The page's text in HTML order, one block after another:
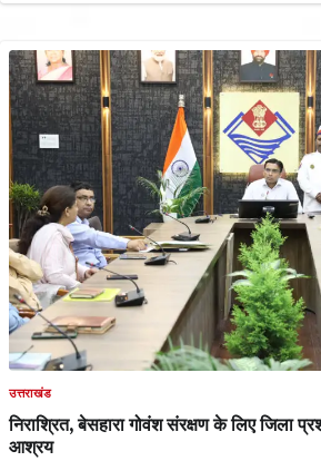
उत्तराखंड
निराश्रित, बेसहारा गोवंश संरक्षण के लिए जिला
आश्रय